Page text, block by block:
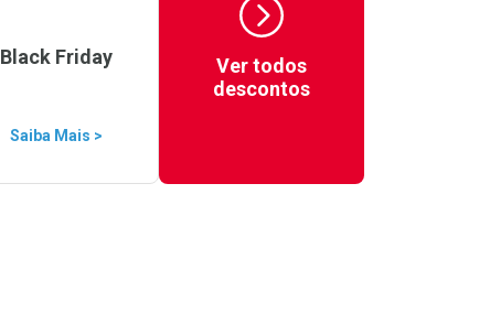
Black Friday
Saiba Mais >
Ver todos
descontos